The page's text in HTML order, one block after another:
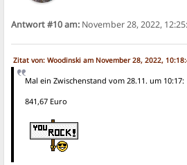
Antwort #10 am: November 28, 2022,
Zitat von: Woodinski am November 28, 2022,
Mal ein Zwischenstand vom 28.11. um 10:17:
841,67 Euro